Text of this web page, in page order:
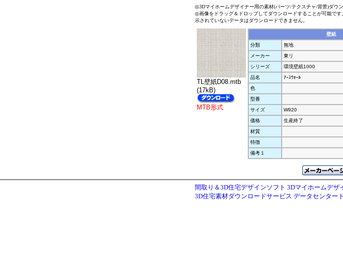
◎3Dマイホームデザイナー用の素材(パーツ/テクスチャ/背景)ダウン
◎画像をドラッグ＆ドロップしてダウンロードすることが可能で
示されていないデータはダウンロードできません。
TL壁紙D08.mtb
(17kB)
MTB形式
壁紙
分類
無地
メーカー
東リ
シリーズ
環境壁紙1000
品名
ｱｰｽｳｫｰﾙ
色
型番
サイズ
W920
価格
生産終了
材質
特徴
備考１
間取り＆3D住宅デザインソフト 3Dマイホームデザ
3D住宅素材ダウンロードサービス データセンター